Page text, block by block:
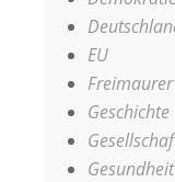
EU
Freimaurer
Geschichte
Gesundheit